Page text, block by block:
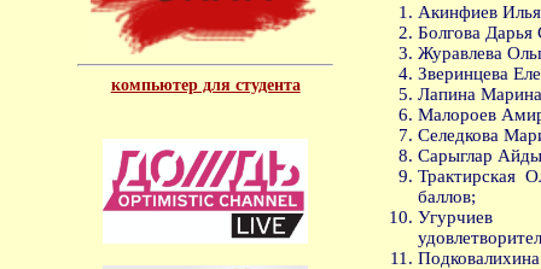
компьютер для студента
Акинфиев
Болгова Дарья
Журавлева
Зверинцева
Лапина Марина
Малороев
Селедкова
Сарыглар
Трактирская
баллов;